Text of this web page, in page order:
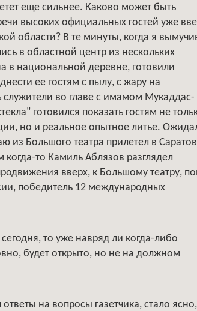
еще сильнее. Каково может быть
высоких официальных гостей уже
области? В те минуты, когда я
в областной центр из нескольких
в национальной деревне, готовили
ее гостям с пылу, с жару на
во главе с имамом Мукаддас-
готовился показать гостям не
но и реальное опытное литье.
из Большого театра прилетел в Саратов
то Камиль Аблязов разглядел
вверх, к Большому театру,
победитель 12 международных
то уже навряд ли когда-либо
будет открыто, но не на должном
на вопросы газетчика, стало